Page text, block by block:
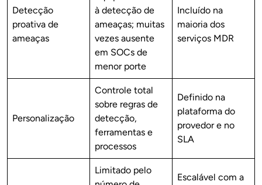
Detecção
proativa de
ameaças
à detecção de
ameaças; muitas
vezes ausente
em SOCs de
menor porte
Incluído na
maioria dos
serviços MDR
Personalização
Controle total
sobre regras de
detecção,
ferramentas e
processos
Definido na
plataforma do
provedor e no
SLA
Limitado pelo
Escalável com a